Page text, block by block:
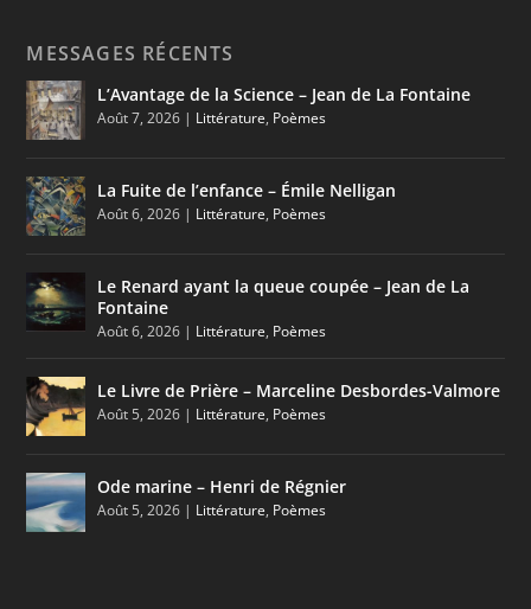
MESSAGES RÉCENTS
L’Avantage de la Science – Jean de La Fontaine
Août 7, 2026 | Littérature, Poèmes
La Fuite de l’enfance – Émile Nelligan
Août 6, 2026 | Littérature, Poèmes
Le Renard ayant la queue coupée – Jean de La
Fontaine
Août 6, 2026 | Littérature, Poèmes
Le Livre de Prière – Marceline Desbordes-Valmore
Août 5, 2026 | Littérature, Poèmes
Ode marine – Henri de Régnier
Août 5, 2026 | Littérature, Poèmes